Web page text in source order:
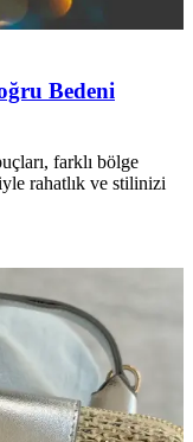
Bedeni
farklı bölge
rahatlık ve stilinizi